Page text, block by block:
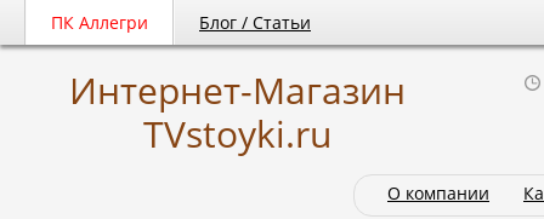
ПК Аллегри Блог / Статьи
Интернет-Магазин
TVstoyki.ru
О компании